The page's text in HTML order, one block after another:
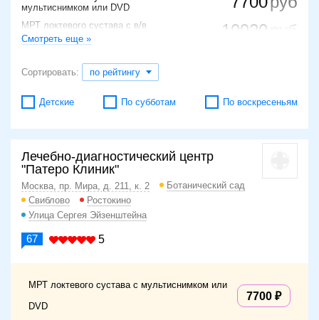
выполняется при подозрениях на новообразование,
ноющей боли в локте, осложнениях после повреждений,
отеке и покраснении локтя.
Проведение процедуры противопоказано пациентам, в
теле которых установлены металлические клипсы,
также с непереносимостью контрастного вещества. При
состоянии медикаментозного сна. Диагностика с
контрастом запрещена при беременности, лактации и
болезнях почек.
Запишитесь на МРТ локтевого сустава онлайн на сервисе
Meds.ru, чтобы не тратить время на поездку в клинику.
мультиснимком или DVD
МРТ локтевого сустава с в/в
контрастированием
10920
весу до 100 кг)
МРТ локтевого сустава на
локтевого сустава (левый, правый)
9690
МРТ локтевого сустава (1 сустав)
МРТ локтевого сустава (день) 5000
Смотреть еще »
Сортировать: по рейтингу
Детские По субботам По воскресеньям
Лечебно-диагностический центр
"Патеро Клиник"
Москва, пр. Мира, д. 211, к. 2
Ботанический сад
Свиблово
Ростокино
Улица Сергея Эйзенштейна
67 5
МРТ локтевого сустава с мультиснимком или
DVD
7700